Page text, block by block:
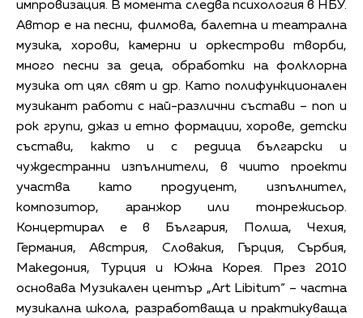
импровизация. В момента следва психология в НБУ.
Автор е на песни, филмова, балетна и театрална
музика, хорови, камерни и оркестрови творби,
много песни за деца, обработки на фолклорна
музика от цял свят и др. Като полифункционален
музикант работи с най-различни състави – поп и
рок групи, джаз и етно формации, хорове, детски
състави, както и с редица български и
чуждестранни изпълнители, в чиито проекти
участва като продуцент, изпълнител,
композитор, аранжор или тонрежисьор.
Концертирал е в България, Полша, Чехия,
Германия, Австрия, Словакия, Гърция, Сърбия,
Македония, Турция и Южна Корея. През 2010
основава Музикален център „Art Libitum“ – частна
музикална школа, разработваща и практикуваща